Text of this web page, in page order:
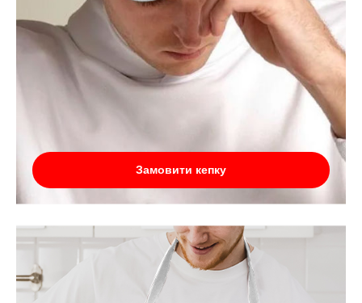
Замовити кепку